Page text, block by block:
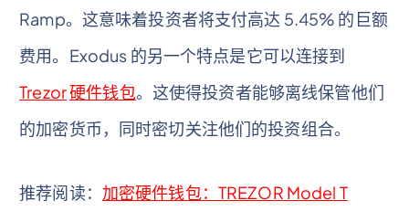
Ramp。这意味着投资者将支付高达 5.45% 的巨额
费用。Exodus 的另一个特点是它可以连接到
Trezor硬件钱包。这使得投资者能够离线保管他们
的加密货币，同时密切关注他们的投资组合。
推荐阅读： 加密硬件钱包：TREZOR Model T